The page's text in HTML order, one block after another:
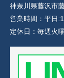
神奈川県藤沢市
営業時間： 平日
定休日： 毎週火